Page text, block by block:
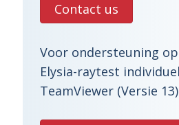
Contact us
Voor ondersteuning
Elysia-raytest
TeamViewer (Versie